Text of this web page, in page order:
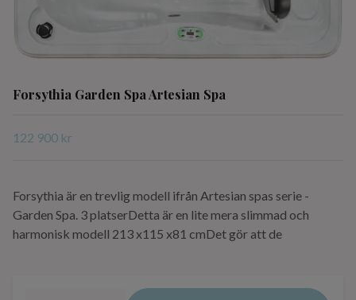
Forsythia Garden Spa Artesian Spa
122 900 kr
Forsythia är en trevlig modell ifrån Artesian spas serie -
Garden Spa. 3 platserDetta är en lite mera slimmad och
harmonisk modell 213 x115 x81 cmDet gör att de